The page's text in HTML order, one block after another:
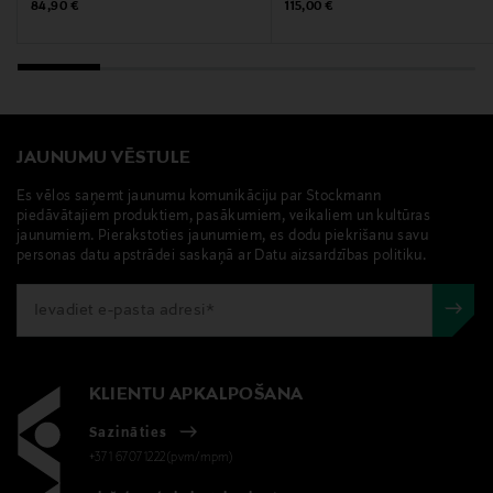
Original Price
84,90 €
Original Price
115,00 €
JAUNUMU VĒSTULE
Es vēlos saņemt jaunumu komunikāciju par Stockmann
piedāvātajiem produktiem, pasākumiem, veikaliem un kultūras
jaunumiem. Pierakstoties jaunumiem, es dodu piekrišanu savu
personas datu apstrādei saskaņā ar Datu aizsardzības politiku.
KLIENTU APKALPOŠANA
Sazināties
+371 67071222(pvm/mpm)